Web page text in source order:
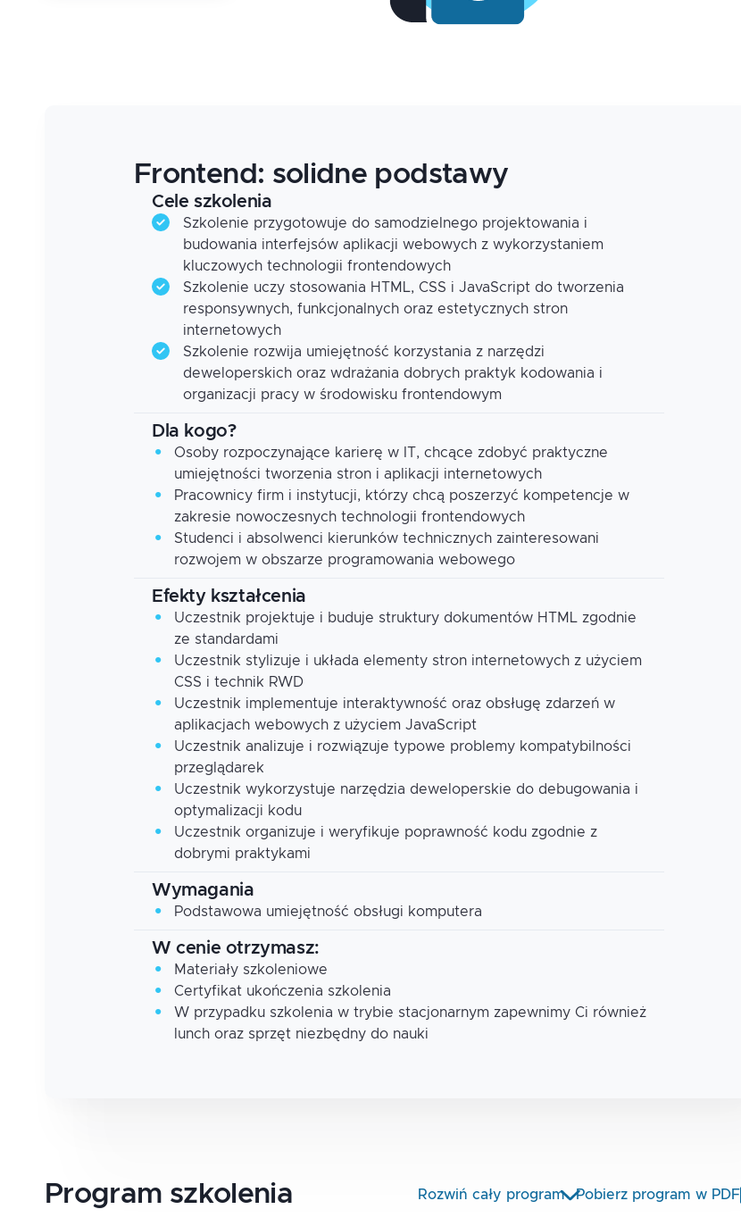
Frontend: solidne podstawy
Cele szkolenia
Szkolenie przygotowuje do samodzielnego projektowania i
budowania interfejsów aplikacji webowych z wykorzystaniem
kluczowych technologii frontendowych
Szkolenie uczy stosowania HTML, CSS i JavaScript do tworzenia
responsywnych, funkcjonalnych oraz estetycznych stron
internetowych
Szkolenie rozwija umiejętność korzystania z narzędzi
deweloperskich oraz wdrażania dobrych praktyk kodowania i
organizacji pracy w środowisku frontendowym
Dla kogo?
Osoby rozpoczynające karierę w IT, chcące zdobyć praktyczne
umiejętności tworzenia stron i aplikacji internetowych
Pracownicy firm i instytucji, którzy chcą poszerzyć kompetencje w
zakresie nowoczesnych technologii frontendowych
Studenci i absolwenci kierunków technicznych zainteresowani
rozwojem w obszarze programowania webowego
Efekty kształcenia
Uczestnik projektuje i buduje struktury dokumentów HTML zgodnie
ze standardami
Uczestnik stylizuje i układa elementy stron internetowych z użyciem
CSS i technik RWD
Uczestnik implementuje interaktywność oraz obsługę zdarzeń w
aplikacjach webowych z użyciem JavaScript
Uczestnik analizuje i rozwiązuje typowe problemy kompatybilności
przeglądarek
Uczestnik wykorzystuje narzędzia deweloperskie do debugowania i
optymalizacji kodu
Uczestnik organizuje i weryfikuje poprawność kodu zgodnie z
dobrymi praktykami
Wymagania
Podstawowa umiejętność obsługi komputera
W cenie otrzymasz:
Materiały szkoleniowe
Certyfikat ukończenia szkolenia
W przypadku szkolenia w trybie stacjonarnym zapewnimy Ci również
lunch oraz sprzęt niezbędny do nauki
Program szkolenia Rozwiń cały program Pobierz program w PDF